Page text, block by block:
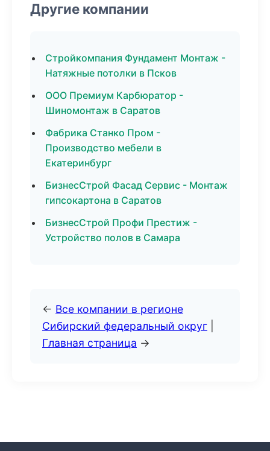
Другие компании
Стройкомпания Фундамент Монтаж -
Натяжные потолки в Псков
ООО Премиум Карбюратор -
Шиномонтаж в Саратов
Фабрика Станко Пром -
Производство мебели в
Екатеринбург
БизнесСтрой Фасад Сервис - Монтаж
гипсокартона в Саратов
БизнесСтрой Профи Престиж -
Устройство полов в Самара
← Все компании в регионе
Сибирский федеральный округ
Главная страница →